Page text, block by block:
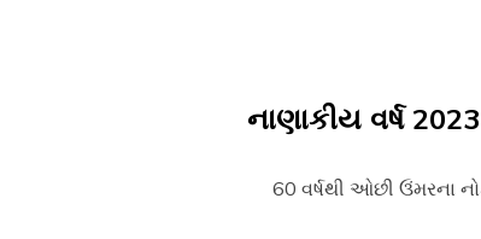
નાણાકીય વર્ષ
60 વર્ષથી ઓછી ઉંમરના